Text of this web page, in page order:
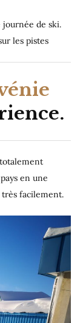
journée de ski.
les pistes
en une
facilement.